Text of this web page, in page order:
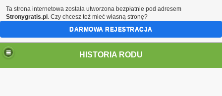
HISTORIA RODU
Ta strona internetowa została utworzona bezpłatnie pod adresem
Stronygratis.pl . Czy chcesz też mieć własną stronę?
DARMOWA REJESTRACJA